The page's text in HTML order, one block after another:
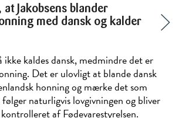
Jakobsens blander
med dansk og kalder
kaldes dansk, medmindre det er
Det er ulovligt at blande dansk
honning og mærke det som
følger naturligvis lovgivningen og bliver
af Fødevarestyrelsen.